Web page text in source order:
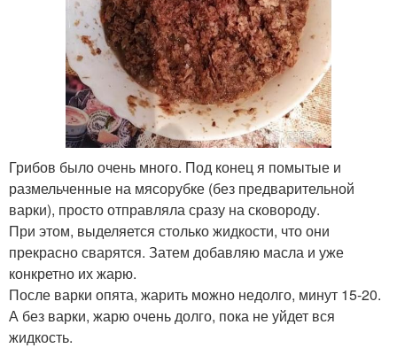
Грибов было очень много. Под конец я помытые и
размельченные на мясорубке (без предварительной
варки), просто отправляла сразу на сковороду.
При этом, выделяется столько жидкости, что они
прекрасно сварятся. Затем добавляю масла и уже
конкретно их жарю.
После варки опята, жарить можно недолго, минут 15-20.
А без варки, жарю очень долго, пока не уйдет вся
жидкость.